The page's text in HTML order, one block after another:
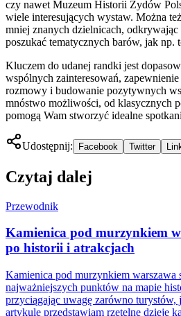
czy nawet Muzeum Historii Żydów
wiele interesujących wystaw. Można
mniej znanych dzielnicach,
poszukać tematycznych barów, jak np.
Kluczem do udanej randki jest
wspólnych zainteresowań,
rozmowy i budowanie pozytywnych
mnóstwo możliwości, od klasycznych
pomogą Wam stworzyć idealne
Udostępnij: Facebook Twitter
Czytaj dalej
Przewodnik
Kamienica pod murzynkiem
po historii i atrakcjach
Kamienica pod murzynkiem warszawa
najważniejszych punktów na mapie
przyciągając uwagę zarówno
artykule przedstawiam rzetelne dzieje